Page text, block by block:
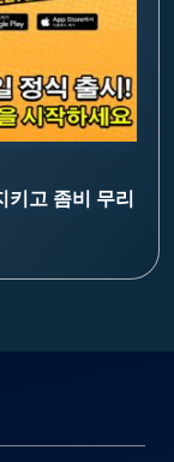
키고 좀비 무리